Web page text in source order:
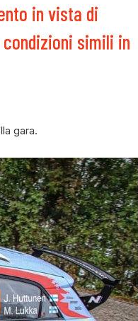
in vista di
simili in
gara.